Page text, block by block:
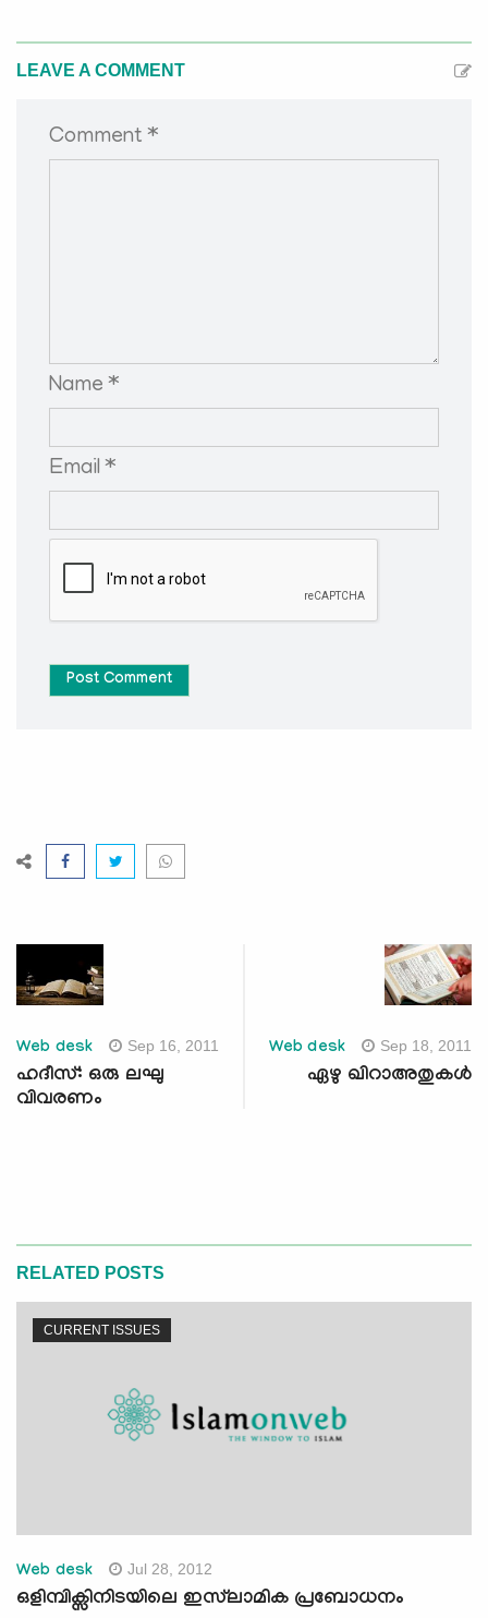
LEAVE A COMMENT
Comment *
Name *
Email *
Post Comment
Web desk Sep 16, 2011
ഹദീസ്: ഒരു ലഘു
വിവരണം
Web desk Sep 18, 2011
ഏഴു ഖിറാഅതുകള്‍
RELATED POSTS
CURRENT ISSUES
Web desk Jul 28, 2012
ഒളിമ്പിക്സിനിടയിലെ ഇസ്‌ലാമിക പ്രബോധനം